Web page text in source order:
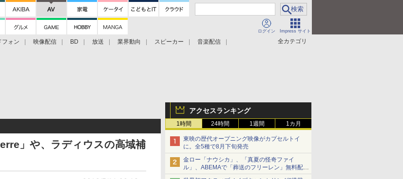
ログイン Impress サイト
全カテゴリ
フォン 映像配信 BD 放送 業界動向 スピーカー
音楽配信
アクセスランキング
1時間 24時間 1週間 1カ月
東映の歴代オープニング映像がカプセルトイ
に。全5種で8月下旬発売
金ロー「ナウシカ」、「真夏の怪奇ファイ
ル」、ABEMAで「葬送のフリーレン」無料配信
など。夏の特番・配信情報
」や、ラディウスの高域補